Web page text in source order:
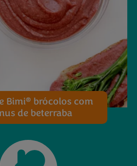
Bimi® brócolos com
de beterraba